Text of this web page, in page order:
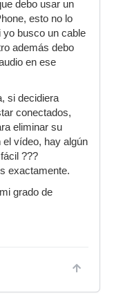
debo usar un
esto no lo
yo busco un cable
además debo
en ese
si decidiera
conectados,
eliminar su
el vídeo, hay algún
???
exactamente.
grado de